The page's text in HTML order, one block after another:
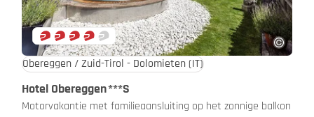
Obereggen / Zuid-Tirol - Dolomieten(IT)
Hotel Obereggen***S
Motorvakantie met familieaansluiting op het zonnige balkon